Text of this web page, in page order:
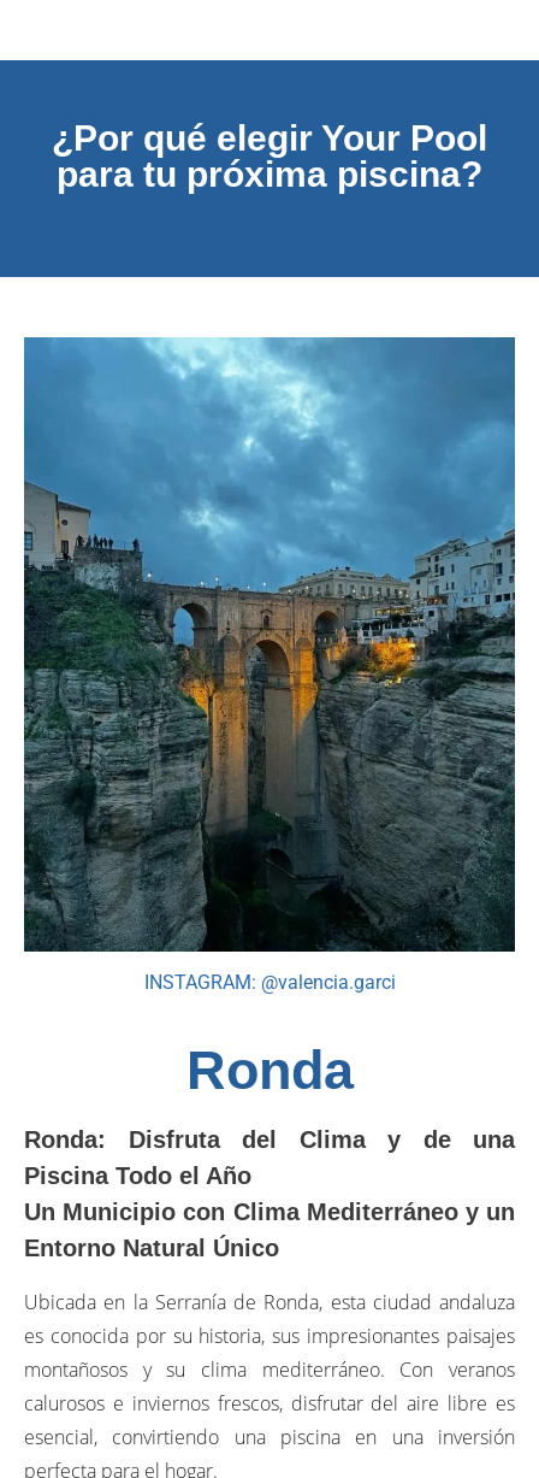
¿Por qué elegir Your Pool
para tu próxima piscina?
INSTAGRAM: @valencia.garci
Ronda
Ronda: Disfruta del Clima y de una
Piscina Todo el Año
Un Municipio con Clima Mediterráneo y un
Entorno Natural Único
Ubicada en la Serranía de Ronda, esta ciudad andaluza
es conocida por su historia, sus impresionantes paisajes
montañosos y su clima mediterráneo. Con veranos
calurosos e inviernos frescos, disfrutar del aire libre es
esencial, convirtiendo una piscina en una inversión
perfecta para el hogar.